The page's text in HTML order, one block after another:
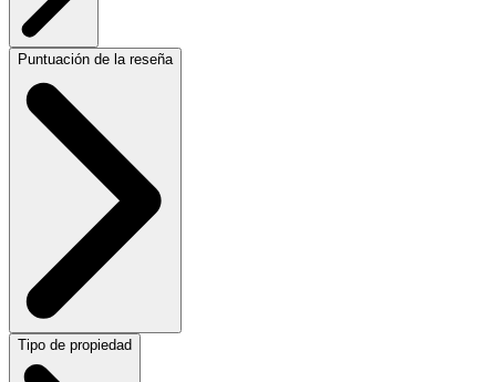
Puntuación de la reseña
Tipo de propiedad